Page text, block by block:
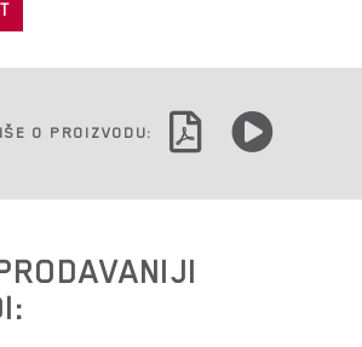
O PROIZVODU: